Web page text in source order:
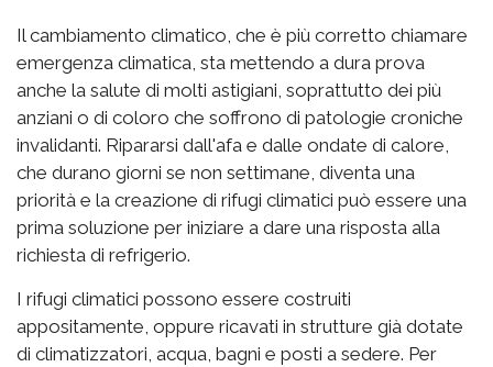
Il cambiamento climatico, che è più corretto chiamare
emergenza climatica, sta mettendo a dura prova
anche la salute di molti astigiani, soprattutto dei più
anziani o di coloro che soffrono di patologie croniche
invalidanti. Ripararsi dall'afa e dalle ondate di calore,
che durano giorni se non settimane, diventa una
priorità e la creazione di rifugi climatici può essere una
prima soluzione per iniziare a dare una risposta alla
richiesta di refrigerio.
I rifugi climatici possono essere costruiti
appositamente, oppure ricavati in strutture già dotate
di climatizzatori, acqua, bagni e posti a sedere. Per